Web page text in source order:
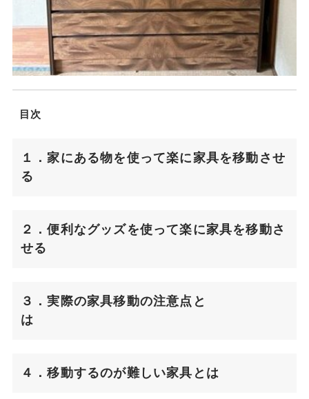
目次
１．家にある物を使って楽に家具を移動させ
る
２．便利なグッズを使って楽に家具を移動さ
せる
３．実際の家具移動の注意点と
は
４．移動するのが難しい家具とは